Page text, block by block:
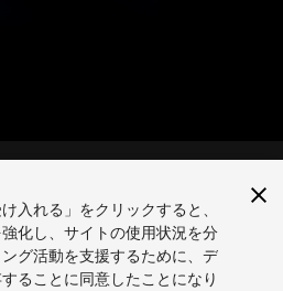
入れる」をクリックすると、
化し、サイトの使用状況を分
グ活動を支援するために、デ
ることに同意したことになり